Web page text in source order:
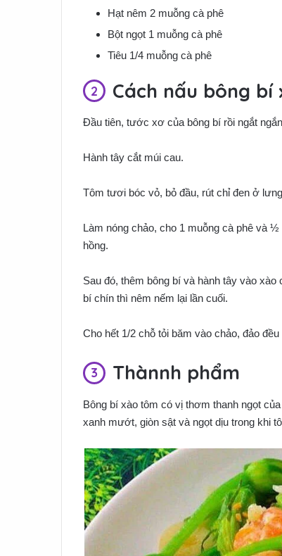
Hạt nêm 2 muỗng cà phê
Bột ngọt 1 muỗng cà phê
Tiêu 1/4 muỗng cà phê
Cách nấu bông bí
Đầu tiên, tước xơ của bông bí rồi ngắt
Hành tây cắt múi cau.
Tôm tươi bóc vỏ, bỏ đầu, rút chỉ đen ở
Làm nóng chảo, cho 1 muỗng cà phê và
hồng.
Sau đó, thêm bông bí và hành tây vào
bí chín thì nêm nếm lại lần cuối.
Cho hết 1/2 chỗ tỏi băm vào chảo, đảo
Thànnh phẩm
Bông bí xào tôm có vị thơm thanh ngọt
xanh mướt, giòn sật và ngọt dịu trong khi